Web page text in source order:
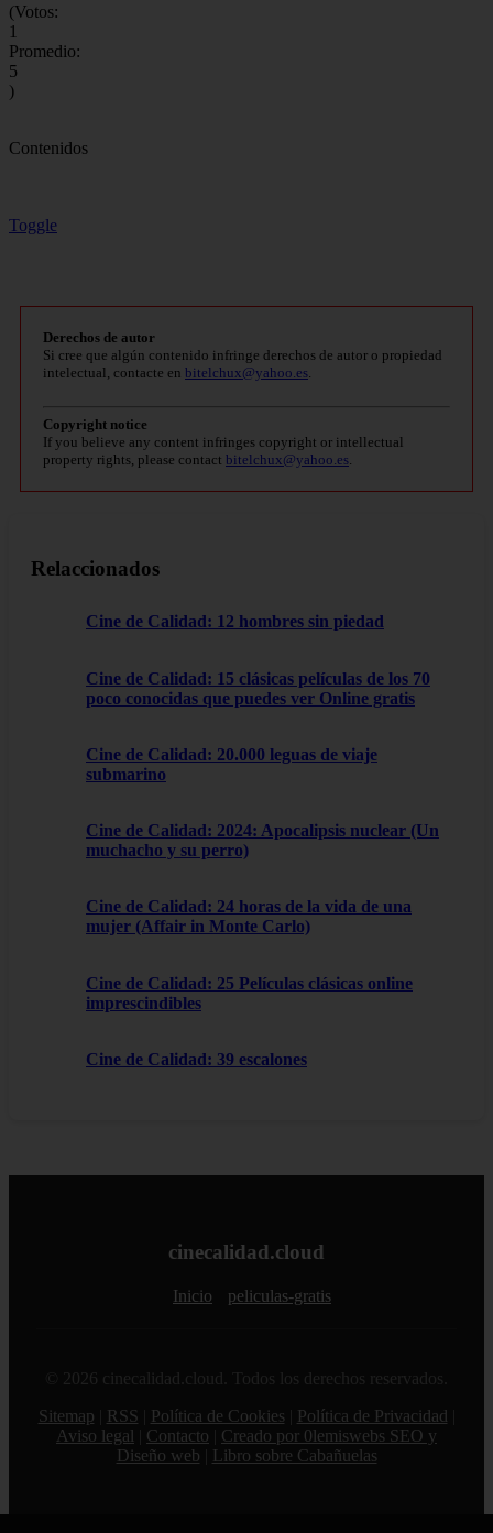
(Votos:
1
Promedio:
5
)
Contenidos
Toggle
Derechos de autor
Si cree que algún contenido infringe derechos de autor o propiedad
intelectual, contacte en bitelchux@yahoo.es
Copyright notice
If you believe any content infringes copyright or intellectual
property rights, please contact bitelchux@yahoo.es
Relaccionados
Cine de Calidad: 12 hombres sin piedad
Cine de Calidad: 15 clásicas películas de los 70
poco conocidas que puedes ver Online gratis
Cine de Calidad: 20.000 leguas de viaje
submarino
Cine de Calidad: 2024: Apocalipsis nuclear (Un
muchacho y su perro)
Cine de Calidad: 24 horas de la vida de una
mujer (Affair in Monte Carlo)
Cine de Calidad: 25 Películas clásicas online
imprescindibles
Cine de Calidad: 39 escalones
cinecalidad.cloud
Inicio peliculas-gratis
© 2026 cinecalidad.cloud. Todos los derechos reservados.
Sitemap
RSS Política de Cookies Política de Privacidad
Aviso legal
Contacto
Creado por 0lemiswebs SEO y
Diseño web
Libro sobre Cabañuelas